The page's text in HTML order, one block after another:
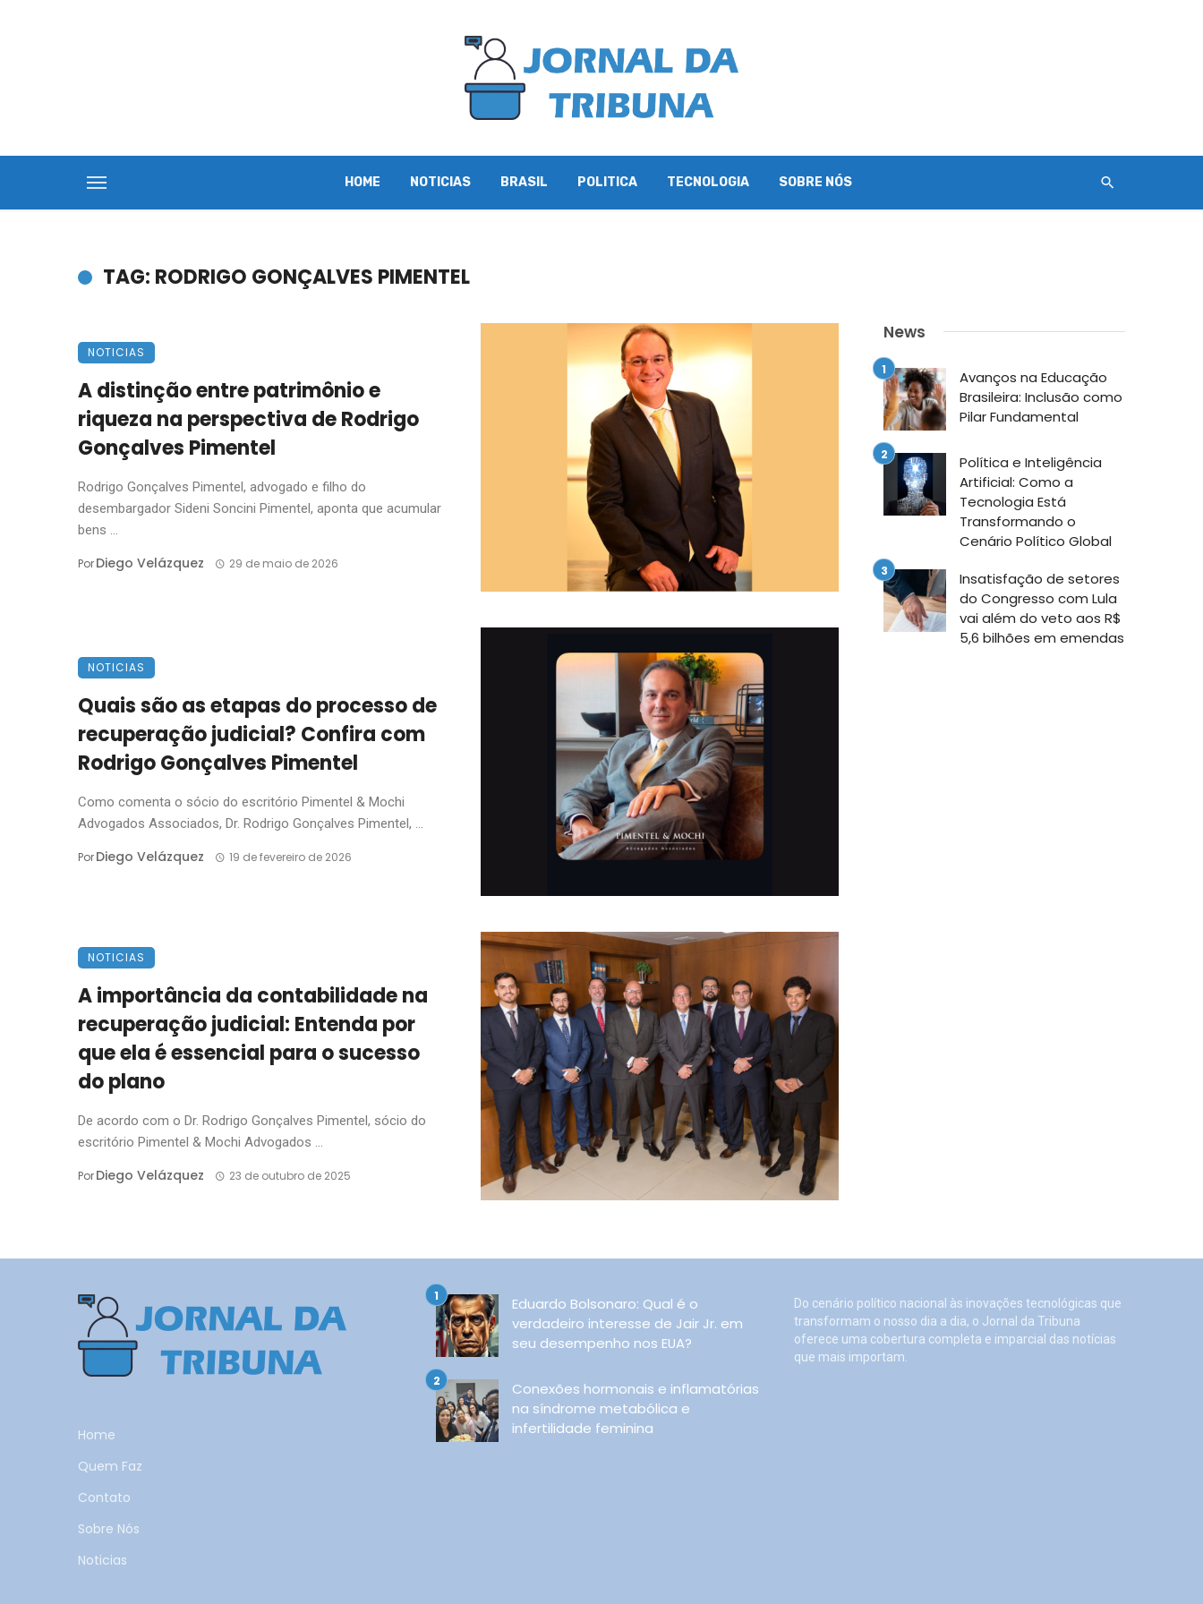
HOME NOTICIAS BRASIL POLITICA TECNOLOGIA SOBRE NÓS
TAG: RODRIGO GONÇALVES PIMENTEL
NOTICIAS
A distinção entre patrimônio e
riqueza na perspectiva de Rodrigo
Gonçalves Pimentel
Rodrigo Gonçalves Pimentel, advogado e filho do
desembargador Sideni Soncini Pimentel, aponta que acumular
bens ...
PorDiego Velázquez 29 de maio de 2026
NOTICIAS
Quais são as etapas do processo de
recuperação judicial? Confira com
Rodrigo Gonçalves Pimentel
Como comenta o sócio do escritório Pimentel & Mochi
Advogados Associados, Dr. Rodrigo Gonçalves Pimentel, ...
PorDiego Velázquez 19 de fevereiro de 2026
NOTICIAS
A importância da contabilidade na
recuperação judicial: Entenda por
que ela é essencial para o sucesso
do plano
De acordo com o Dr. Rodrigo Gonçalves Pimentel, sócio do
escritório Pimentel & Mochi Advogados ...
PorDiego Velázquez 23 de outubro de 2025
News
Avanços na Educação
Brasileira: Inclusão como
Pilar Fundamental
Política e Inteligência
Artificial: Como a
Tecnologia Está
Transformando o
Cenário Político Global
Insatisfação de setores
do Congresso com Lula
vai além do veto aos R$
5,6 bilhões em emendas
Home
Quem Faz
Contato
Sobre Nós
Noticias
Eduardo Bolsonaro: Qual é o
verdadeiro interesse de Jair Jr. em
seu desempenho nos EUA?
Conexões hormonais e inflamatórias
na síndrome metabólica e
infertilidade feminina
Do cenário político nacional às inovações tecnológicas que
transformam o nosso dia a dia, o Jornal da Tribuna
oferece uma cobertura completa e imparcial das notícias
que mais importam.